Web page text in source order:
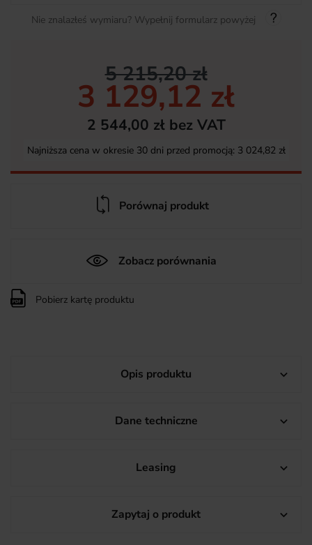
Nie znalazłeś wymiaru? Wypełnij formularz powyżej
5 215,20 zł
3 129,12 zł
2 544,00 zł bez VAT
Najniższa cena w okresie 30 dni przed promocją: 3 024,82 zł
Porównaj produkt
Zobacz porównania
Pobierz kartę produktu
Opis produktu 
Dane techniczne 
Leasing 
Zapytaj o produkt 